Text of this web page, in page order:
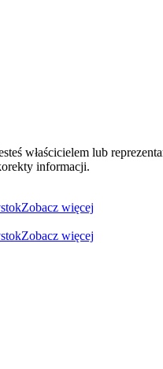
właścicielem lub
informacji.
Zobacz więcej
Zobacz więcej